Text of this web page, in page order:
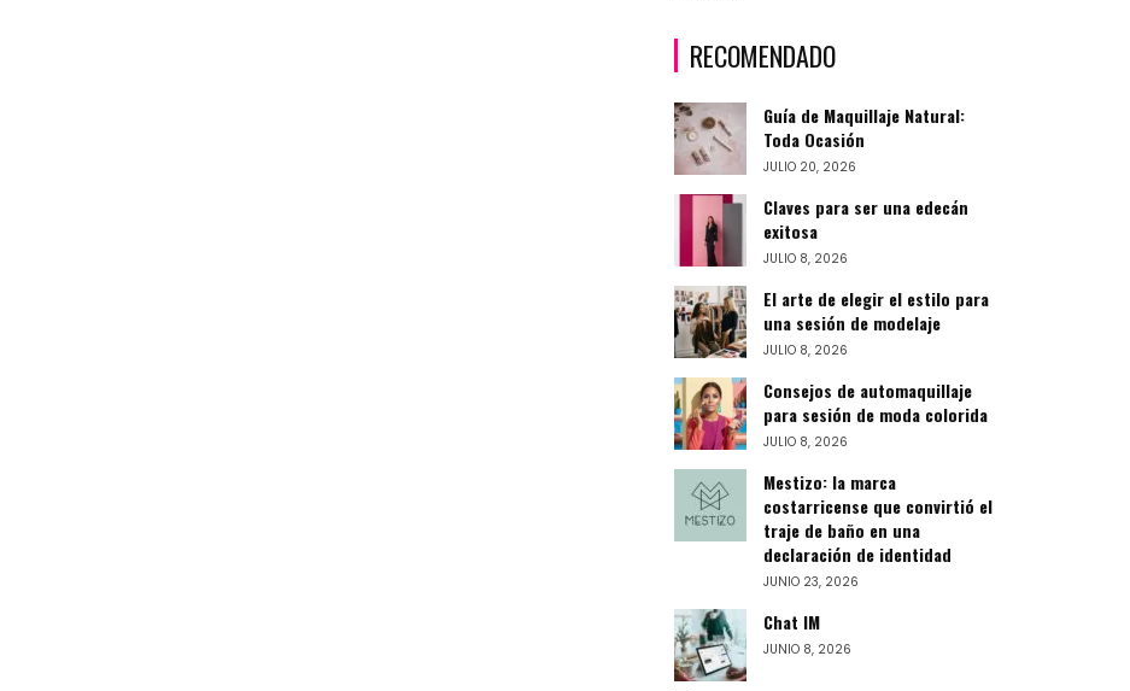
RECOMENDADO
Guía de Maquillaje Natural:
Toda Ocasión
JULIO 20, 2026
Claves para ser una edecán
exitosa
JULIO 8, 2026
El arte de elegir el estilo para
una sesión de modelaje
JULIO 8, 2026
Consejos de automaquillaje
para sesión de moda colorida
JULIO 8, 2026
Mestizo: la marca
costarricense que convirtió el
traje de baño en una
declaración de identidad
JUNIO 23, 2026
Chat IM
JUNIO 8, 2026